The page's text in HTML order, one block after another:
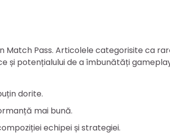
Match Pass. Articolele categorisite ca
și potențialului de a îmbunătăți
dorite.
mai bună.
echipei și strategiei.